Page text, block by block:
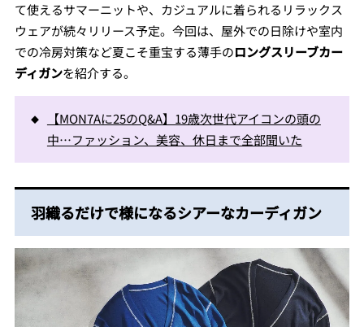
て使えるサマーニットや、カジュアルに着られるリラックス
ウェアが続々リリース予定。今回は、屋外での日除けや室内
での冷房対策など夏こそ重宝する薄手のロングスリーブカー
ディガンを紹介する。
【MON7Aに25のQ&A】19歳次世代アイコンの頭の
中…ファッション、美容、休日まで全部聞いた
羽織るだけで様になるシアーなカーディガン